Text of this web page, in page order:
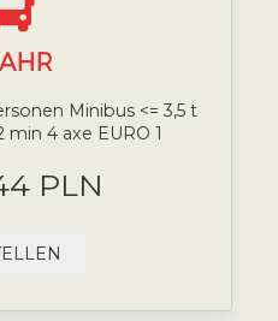
Minibus <= 3,5 t
min 4 axe EURO 1
PLN